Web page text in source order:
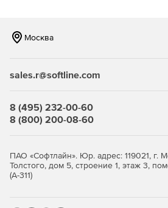
Москва
sales.r@softline.com
8 (495) 232-00-60
8 (800) 200-08-60
ПАО «Софтлайн». Юр. адрес: 119021, г.
Толстого, дом 5, строение 1, этаж 3,
(А-311)